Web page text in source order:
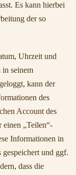
Es kann hierbei
der so
Uhrzeit und
in seinem
kann der
des
Account des
einen „Teilen“-
Informationen in
und ggf.
dass die